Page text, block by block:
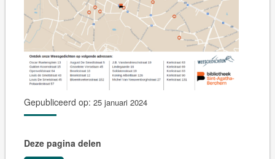
Gepubliceerd op: 25 januari 2024
Deze pagina delen